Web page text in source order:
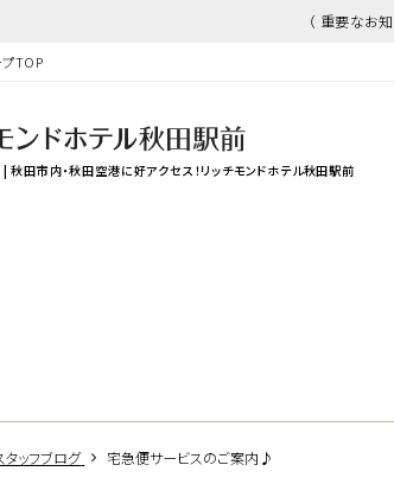
（ 重要なお
TOP
| 秋田市内・秋田空港に好アクセス！リッチモンドホテル秋田駅前
タッフブログ 宅急便サービスのご案内♪